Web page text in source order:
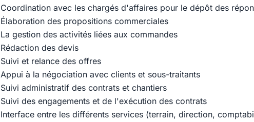
Coordination avec les chargés d'affaires pour le dépôt des
Élaboration des propositions commerciales
La gestion des activités liées aux commandes
Rédaction des devis
Suivi et relance des offres
Appui à la négociation avec clients et sous-traitants
Suivi administratif des contrats et chantiers
Suivi des engagements et de l'exécution des contrats
Interface entre les différents services (terrain, direction,